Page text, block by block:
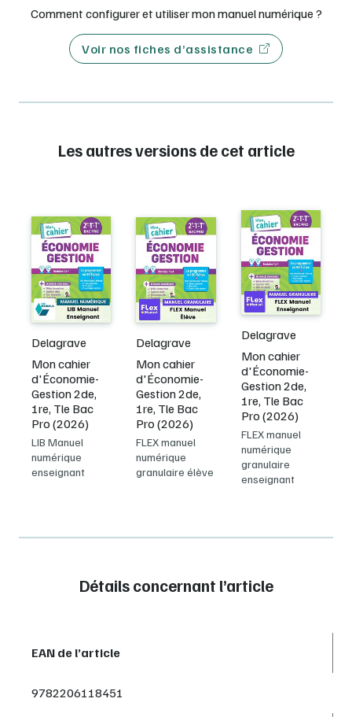
Comment configurer et utiliser mon manuel numérique ?
Voir nos fiches d’assistance
Les autres versions de cet article
Delagrave
Mon cahier
d'Économie-
Gestion 2de,
1re, Tle Bac
Pro (2026)
LIB Manuel
numérique
enseignant
Delagrave
Mon cahier
d'Économie-
Gestion 2de,
1re, Tle Bac
Pro (2026)
FLEX manuel
numérique
granulaire élève
Delagrave
Mon cahier
d'Économie-
Gestion 2de,
1re, Tle Bac
Pro (2026)
FLEX manuel
numérique
granulaire
enseignant
Détails concernant l’article
EAN de l’article
9782206118451